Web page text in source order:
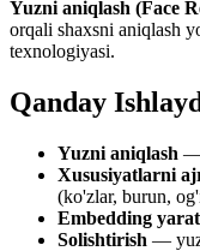
Yuzni aniqlash (Face
orqali shaxsni aniqlash
texnologiyasi.
Qanday
Yuzni aniqlash —
Xususiyatlarni
(ko'zlar, burun,
Embedding
Solishtirish —